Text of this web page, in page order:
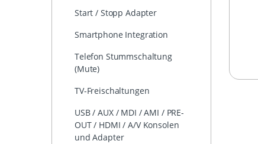
Start / Stopp Adapter
Smartphone Integration
Telefon Stummschaltung
(Mute)
TV-Freischaltungen
USB / AUX / MDI / AMI / PRE-
OUT / HDMI / A/V Konsolen
und Adapter